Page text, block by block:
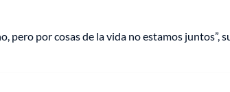
pero por cosas de la vida no estamos juntos”,